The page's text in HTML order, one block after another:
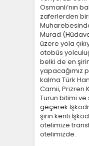
Osmanlı’nın
zaferlerden
Murad
üzere yola
otobüs
belki de en
yapacağımız
kalma Türk
Camii, Prizren
Turun bitimi
geçerek
şirin kenti
otelimize
otelimizde.